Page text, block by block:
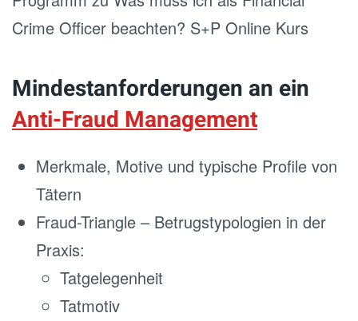
Crime Officer beachten? S+P Online Kurs
Mindestanforderungen an ein
Anti-Fraud Management
Merkmale, Motive und typische Profile von
Tätern
Fraud-Triangle – Betrugstypologien in der
Praxis:
Tatgelegenheit
Tatmotiv